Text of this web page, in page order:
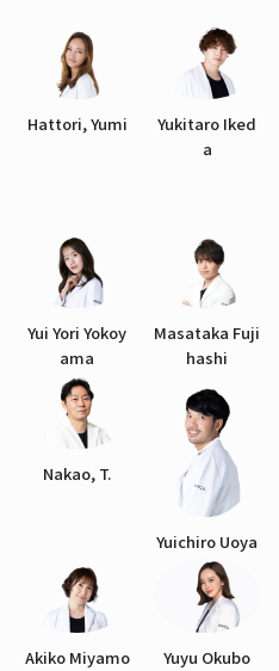
Hattori, Yumi
Yukitaro Iked
a
Yui Yori Yokoy
ama
Masataka Fuji
hashi
Nakao, T.
Yuichiro Uoya
Akiko Miyamo
Yuyu Okubo